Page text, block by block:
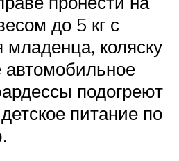
до 5 кг с
коляску
автомобильное
подогреют
питание по